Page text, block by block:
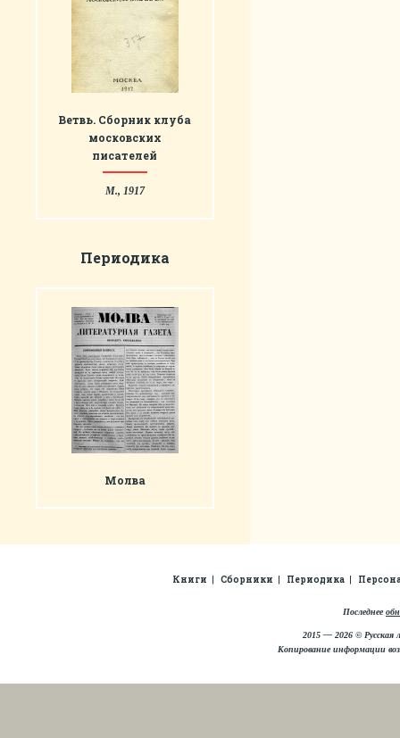
Ветвь. Сборник клуба
московских
писателей
М., 1917
Периодика
Молва
Книги Сборники Периодика
Последнее
2015 — 2026 © Русская
Копирование информации